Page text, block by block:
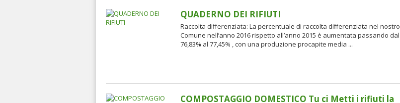
QUADERNO DEI RIFIUTI
Raccolta differenziata: La percentuale di raccolta differenziata nel nostro
Comune nell’anno 2016 rispetto all’anno 2015 è aumentata passando dal
76,83% al 77,45% , con una produzione procapite media ...
COMPOSTAGGIO DOMESTICO Tu ci Metti i rifiuti la